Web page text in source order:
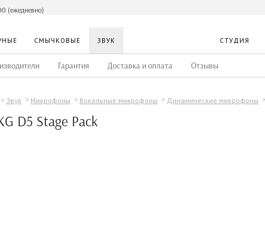
(ежедневно)
СМЫЧКОВЫЕ ЗВУК СТУДИЯ
Гарантия Доставка и оплата Отзывы
Звук Микрофоны Вокальные микрофоны Динамические микрофоны
D5 Stage Pack